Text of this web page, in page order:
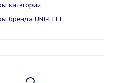
категории
бренда UNI-FITT